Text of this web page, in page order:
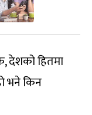
देशको हितमा
भने किन